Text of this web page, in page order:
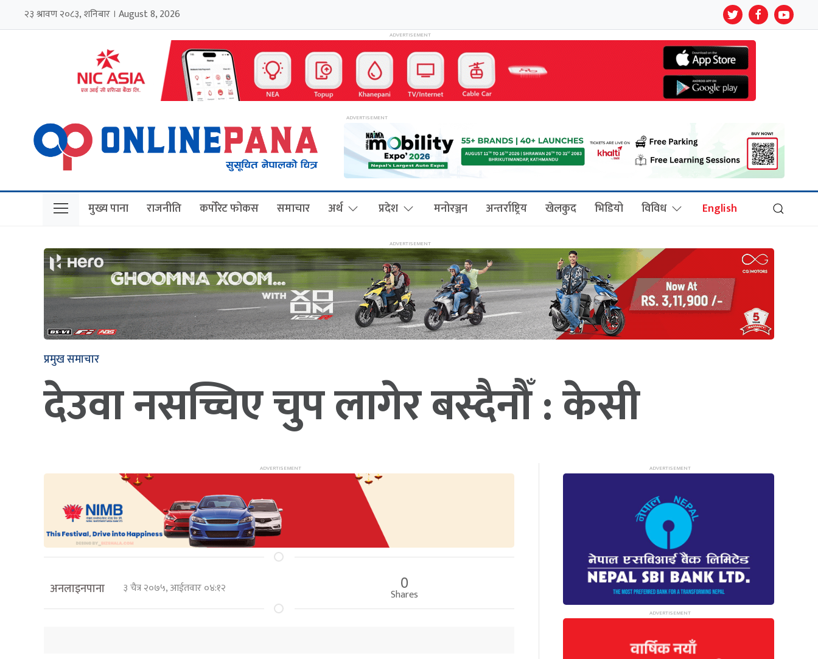
२३ श्रावण २०८३, शनिबार । August 8, 2026
मुख्य पाना राजनीति कर्पोरेट फोकस समाचार अर्थ प्रदेश मनोरञ्जन अन्तर्राष्ट्रिय खेलकुद भिडियो विविध English
प्रमुख समाचार
देउवा नसच्चिए चुप लागेर बस्दैनौँ : केसी
अनलाइनपाना ३ चैत्र २०७५, आईतवार ०४:१२ 0
Shares